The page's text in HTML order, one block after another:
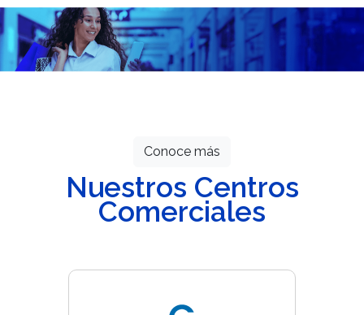
Conoce más
Nuestros Centros
Comerciales